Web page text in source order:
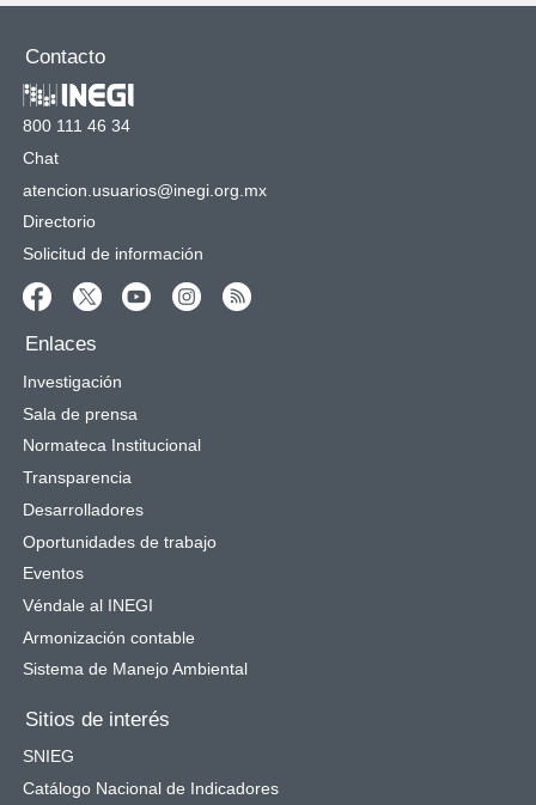
Contacto
800 111 46 34
Chat
atencion.usuarios@inegi.org.mx
Directorio
Solicitud de información
Enlaces
Investigación
Sala de prensa
Normateca Institucional
Transparencia
Desarrolladores
Oportunidades de trabajo
Eventos
Véndale al INEGI
Armonización contable
Sistema de Manejo Ambiental
Sitios de interés
SNIEG
Catálogo Nacional de Indicadores